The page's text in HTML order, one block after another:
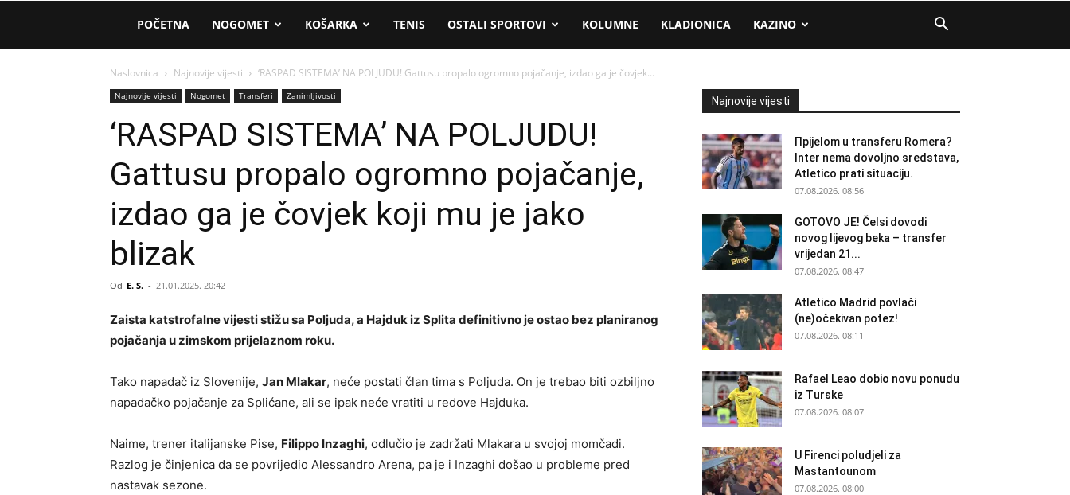
AM
Sport
POČETNA NOGOMET KOŠARKA TENIS OSTALI SPORTOVI KOLUMNE KLADIONICA KAZINO
Naslovnica Najnovije vijesti ‘RASPAD SISTEMA’ NA POLJUDU! Gattusu propalo ogromno pojačanje, izdao ga je čovjek...
Najnovije vijesti Nogomet Transferi Zanimljivosti
‘RASPAD SISTEMA’ NA POLJUDU!
Gattusu propalo ogromno pojačanje,
izdao ga je čovjek koji mu je jako
blizak
Od E. S. - 21.01.2025. 20:42
Zaista katstrofalne vijesti stižu sa Poljuda, a Hajduk iz Splita definitivno je ostao bez planiranog
pojačanja u zimskom prijelaznom roku.
Tako napadač iz Slovenije, Jan Mlakar, neće postati član tima s Poljuda. On je trebao biti ozbiljno
napadačko pojačanje za Splićane, ali se ipak neće vratiti u redove Hajduka.
Naime, trener italijanske Pise, Filippo Inzaghi, odlučio je zadržati Mlakara u svojoj momčadi.
Razlog je činjenica da se povrijedio Alessandro Arena, pa je i Inzaghi došao u probleme pred
nastavak sezone.
Najnovije vijesti
Прijelom u transferu Romera?
Inter nema dovoljno sredstava,
Atletico prati situaciju.
07.08.2026. 08:56
GOTOVO JE! Čelsi dovodi
novog lijevog beka – transfer
vrijedan 21...
07.08.2026. 08:47
Atletico Madrid povlači
(ne)očekivan potez!
07.08.2026. 08:11
Rafael Leao dobio novu ponudu
iz Turske
07.08.2026. 08:07
U Firenci poludjeli za
Mastantounom
07.08.2026. 08:00